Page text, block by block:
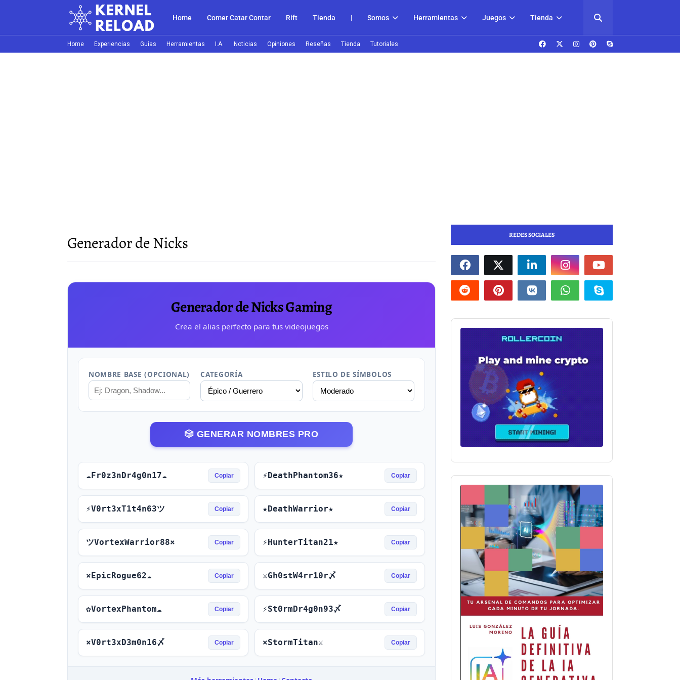
Home Comer Catar Contar Rift Tienda | Somos Herramientas Juegos Tienda
Home Experiencias Guías Herramientas I.A. Noticias Opiniones Reseñas Tienda Tutoriales
Generador de Nicks
Generador de Nicks Gaming
Crea el alias perfecto para tus videojuegos
NOMBRE BASE (OPCIONAL) CATEGORÍA ESTILO DE SÍMBOLOS
🎲 GENERAR NOMBRES PRO
☁Fr0z3nDr4g0n17☁ Copiar ⚡DeathPhantom36★ Copiar
⚡V0rt3xT1t4n63ツ Copiar ★DeathWarrior★ Copiar
ツVortexWarrior88× Copiar ⚡HunterTitan21★ Copiar
×EpicRogue62☁ Copiar ⚔Gh0stW4rr10r〆 Copiar
✿VortexPhantom☁ Copiar ⚡St0rmDr4g0n93〆 Copiar
×V0rt3xD3m0n16〆 Copiar ×StormTitan⚔ Copiar
REDES SOCIALES